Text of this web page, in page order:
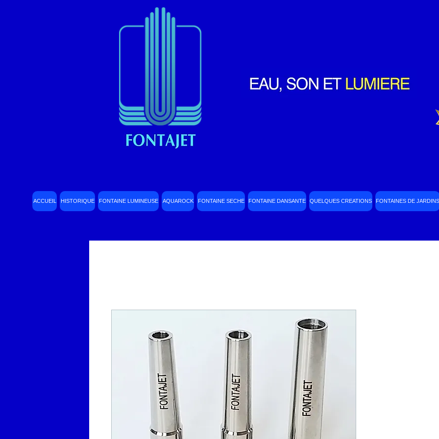
ACCUEIL HISTORIQUE FONTAINE LUMINEUSE AQUAROCK FONTAINE SECHE FONTAINE DANSANTE QUELQUES CREATIONS FONTAINES DE JARDINS